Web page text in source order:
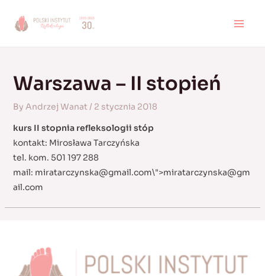
Warszawa – II stopień
By Andrzej Wanat/ 2 stycznia 2018
kurs II stopnia refleksologii stóp
kontakt: Mirosława Tarczyńska
tel. kom. 501 197 288
mail: miratarczynska@gmail.com\">miratarczynska@gm
ail.com